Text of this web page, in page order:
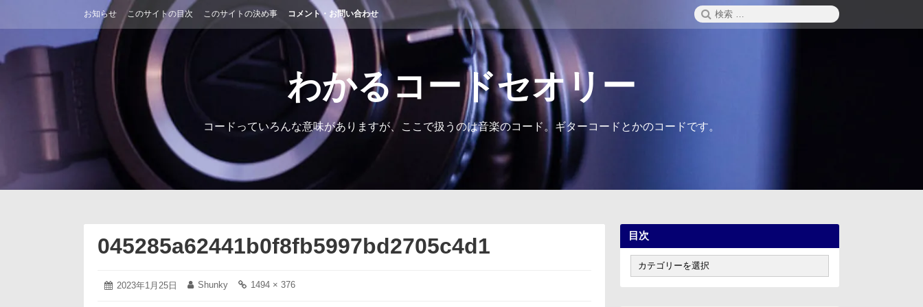
ン
ツ
お知らせ このサイトの目次 このサイトの決め事 コメント・お問い合わせ
検
索:
わかるコードセオリー
コードっていろんな意味がありますが、ここで扱うのは音楽のコード。ギターコードとかのコードです。
045285a62441b0f8fb5997bd2705c4d1
投
2023年1月25日
2023 投
Shunky
フ
1494 × 376
目次
次